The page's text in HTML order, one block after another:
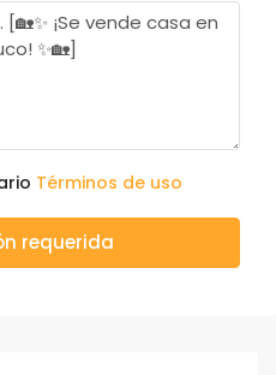
Términos de uso
requerida